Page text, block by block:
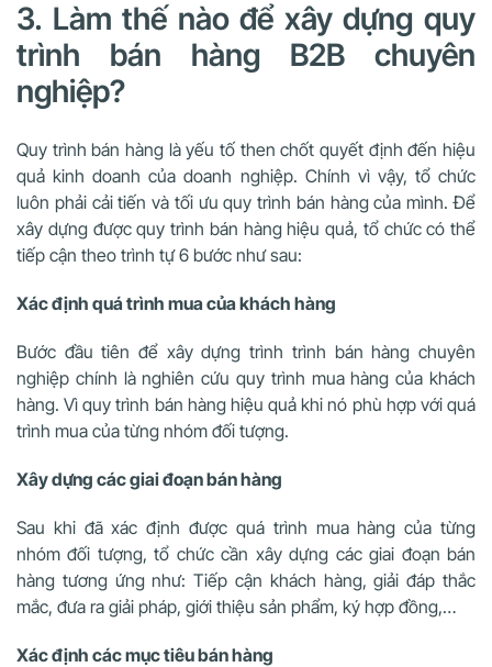
3. Làm thế nào để xây dựng quy
trình bán hàng B2B chuyên
nghiệp?
Quy trình bán hàng là yếu tố then chốt quyết định đến hiệu
quả kinh doanh của doanh nghiệp. Chính vì vậy, tổ chức
luôn phải cải tiến và tối ưu quy trình bán hàng của mình. Để
xây dựng được quy trình bán hàng hiệu quả, tổ chức có thể
tiếp cận theo trình tự 6 bước như sau:
Xác định quá trình mua của khách hàng
Bước đầu tiên để xây dựng trình trình bán hàng chuyên
nghiệp chính là nghiên cứu quy trình mua hàng của khách
hàng. Vì quy trình bán hàng hiệu quả khi nó phù hợp với quá
trình mua của từng nhóm đối tượng.
Xây dựng các giai đoạn bán hàng
Sau khi đã xác định được quá trình mua hàng của từng
nhóm đối tượng, tổ chức cần xây dựng các giai đoạn bán
hàng tương ứng như: Tiếp cận khách hàng, giải đáp thắc
mắc, đưa ra giải pháp, giới thiệu sản phẩm, ký hợp đồng,…
Xác định các mục tiêu bán hàng